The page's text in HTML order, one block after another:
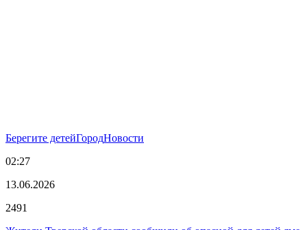
Берегите детейГородНовости
02:27
13.06.2026
2491